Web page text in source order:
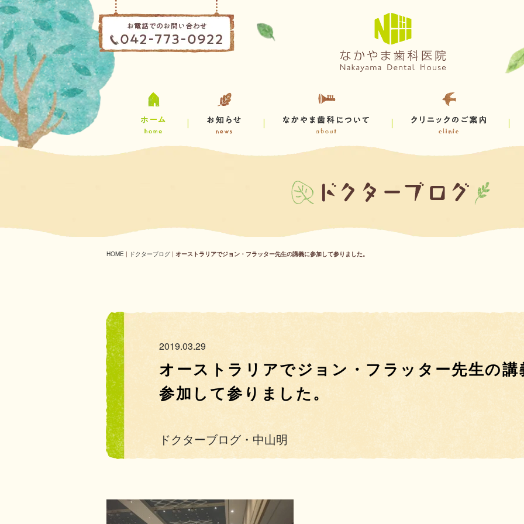
HOME | ドクターブログ | オーストラリアでジョン・フラッター先生の講義に参加して参りました。
2019.03.29
オーストラリアでジョン・フラッター先生の講
参加して参りました。
ドクターブログ・中山明